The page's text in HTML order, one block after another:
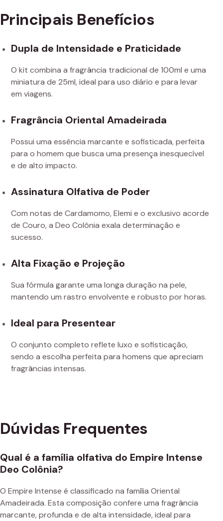
Principais Benefícios
Dupla de Intensidade e Praticidade
O kit combina a fragrância tradicional de 100ml e uma
miniatura de 25ml, ideal para uso diário e para levar
em viagens.
Fragrância Oriental Amadeirada
Possui uma essência marcante e sofisticada, perfeita
para o homem que busca uma presença inesquecível
e de alto impacto.
Assinatura Olfativa de Poder
Com notas de Cardamomo, Elemi e o exclusivo acorde
de Couro, a Deo Colônia exala determinação e
sucesso.
Alta Fixação e Projeção
Sua fórmula garante uma longa duração na pele,
mantendo um rastro envolvente e robusto por horas.
Ideal para Presentear
O conjunto completo reflete luxo e sofisticação,
sendo a escolha perfeita para homens que apreciam
fragrâncias intensas.
Dúvidas Frequentes
Qual é a família olfativa do Empire Intense
Deo Colônia?
O Empire Intense é classificado na família Oriental
Amadeirada. Esta composição confere uma fragrância
marcante, profunda e de alta intensidade, ideal para